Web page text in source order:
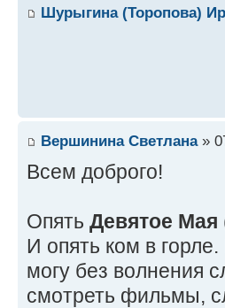
Шурыгина (Торопова)
Вершинина Светлана»
Всем доброго!
Опять Девятое Мая
И опять ком в
могу без волнения
смотреть фильмы,